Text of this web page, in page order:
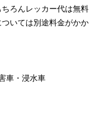
ろんレッカー代は無料
いては別途料金がかか
車・浸水車